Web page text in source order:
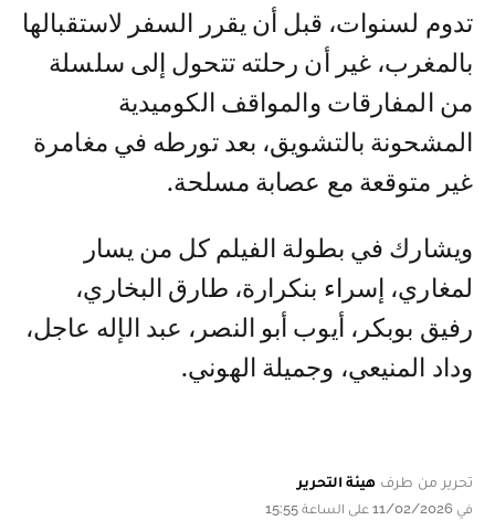
تدوم لسنوات، قبل أن يقرر السفر لاستقبالها
بالمغرب، غير أن رحلته تتحول إلى سلسلة
من المفارقات والمواقف الكوميدية
المشحونة بالتشويق، بعد تورطه في مغامرة
غير متوقعة مع عصابة مسلحة.
ويشارك في بطولة الفيلم كل من يسار
لمغاري، إسراء بنكرارة، طارق البخاري،
رفيق بوبكر، أيوب أبو النصر، عبد الإله عاجل،
وداد المنيعي، وجميلة الهوني.
تحرير من طرف هيئة التحرير
في 11/02/2026 على الساعة 15:55